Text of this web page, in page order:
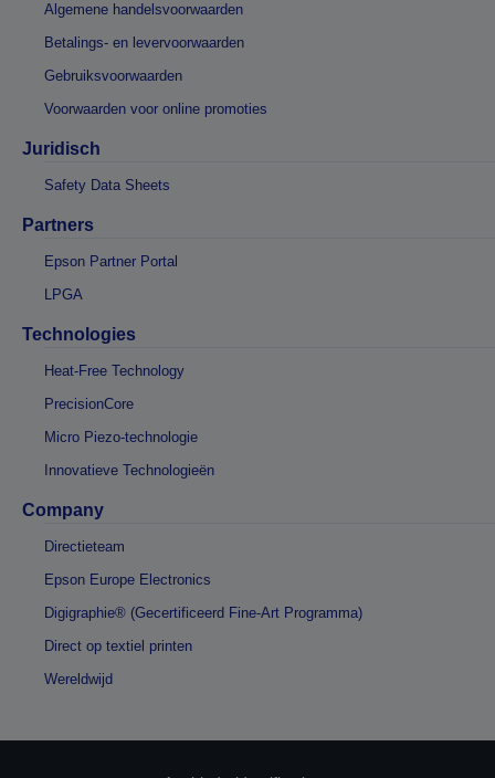
Algemene handelsvoorwaarden
Betalings- en levervoorwaarden
Gebruiksvoorwaarden
Voorwaarden voor online promoties
Juridisch
Safety Data Sheets
Partners
Epson Partner Portal
LPGA
Technologies
Heat-Free Technology
PrecisionCore
Micro Piezo-technologie
Innovatieve Technologieën
Company
Directieteam
Epson Europe Electronics
Digigraphie® (Gecertificeerd Fine-Art Programma)
Direct op textiel printen
Wereldwijd